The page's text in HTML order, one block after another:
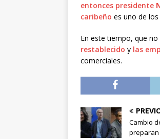
entonces presidente
caribeño es uno de
En este tiempo, que
restablecido y las
comerciales.
Cambio